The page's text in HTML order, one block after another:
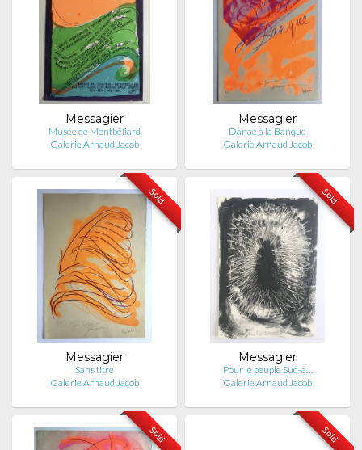
Messagier
Musée de Montbéliard
Galerie Arnaud Jacob
Messagier
Danaé à la Banque
Galerie Arnaud Jacob
Sold
Messagier
Sans titre
Galerie Arnaud Jacob
Sold
Messagier
Pour le peuple Sud-a…
Galerie Arnaud Jacob
Sold Sold